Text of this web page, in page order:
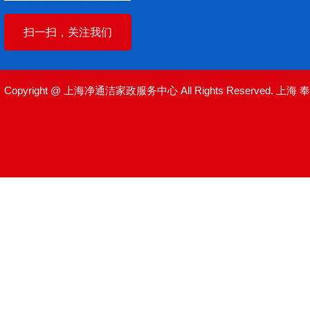
扫一扫，关注我们
Copyright @ 上海净通洁家政服务中心 All Rights Reserved. 上海